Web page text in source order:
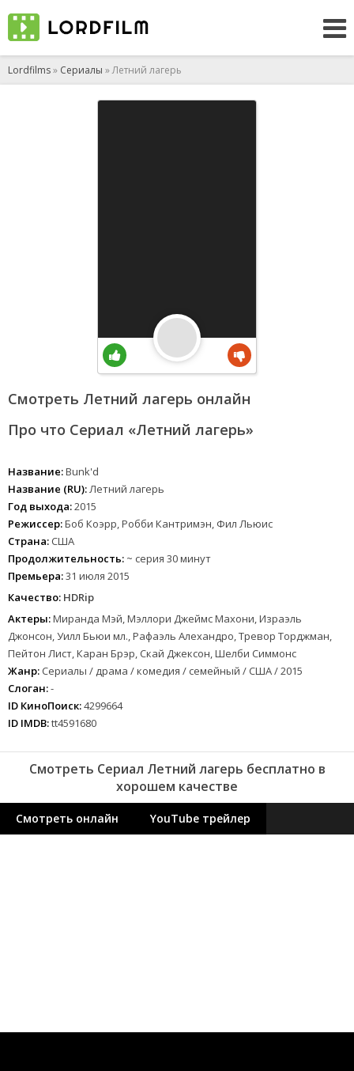
Lordfilms» Сериалы » Летний лагерь
Смотреть Летний лагерь онлайн
Про что Сериал «Летний лагерь»
Название:Bunk'd
Название (RU):Летний лагерь
Год выхода:2015
Режиссер:Боб Коэрр, Робби Кантримэн, Фил Льюис
Страна: США
Продолжительность: ~ серия 30 минут
Премьера:31 июля 2015
Качество: HDRip
Актеры:Миранда Мэй, Мэллори Джеймс Махони, Израэль
Джонсон, Уилл Бьюи мл., Рафаэль Алехандро, Тревор Торджман,
Пейтон Лист, Каран Брэр, Скай Джексон, Шелби Симмонс
Жанр: Сериалы / драма / комедия / семейный / США / 2015
Слоган:-
ID КиноПоиск:4299664
ID IMDB:tt4591680
Смотреть Сериал Летний лагерь бесплатно в
хорошем качестве
Смотреть онлайн YouTube трейлер